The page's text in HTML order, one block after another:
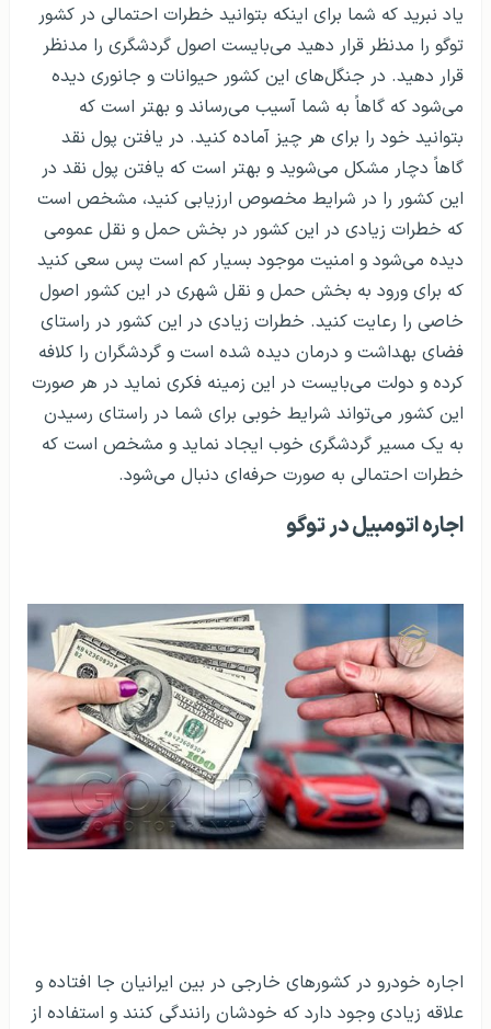
یاد نبرید که شما برای اینکه بتوانید خطرات احتمالی در کشور
توگو را مدنظر قرار دهید می‌بایست اصول گردشگری را مدنظر
قرار دهید. در جنگل‌های این کشور حیوانات و جانوری دیده
می‌شود که گاهاً به شما آسیب می‌رساند و بهتر است که
بتوانید خود را برای هر چیز آماده کنید. در یافتن پول نقد
گاهاً دچار مشکل می‌شوید و بهتر است که یافتن پول نقد در
این کشور را در شرایط مخصوص ارزیابی کنید، مشخص است
که خطرات زیادی در این کشور در بخش حمل و نقل عمومی
دیده می‌شود و امنیت موجود بسیار کم است پس سعی کنید
که برای ورود به بخش حمل و نقل شهری در این کشور اصول
خاصی را رعایت کنید. خطرات زیادی در این کشور در راستای
فضای بهداشت و درمان دیده شده است و گردشگران را کلافه
کرده و دولت می‌بایست در این زمینه فکری نماید در هر صورت
این کشور می‌تواند شرایط خوبی برای شما در راستای رسیدن
به یک مسیر گردشگری خوب ایجاد نماید و مشخص است که
خطرات احتمالی به صورت حرفه‌ای دنبال می‌شود.
اجاره اتومبیل در توگو
اجاره خودرو در کشورهای خارجی در بین ایرانیان جا افتاده و
علاقه زیادی وجود دارد که خودشان رانندگی کنند و استفاده از